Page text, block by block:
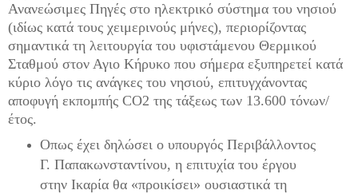
Ανανεώσιμες Πηγές στο ηλεκτρικό σύστημα του νησιού
(ιδίως κατά τους χειμερινούς μήνες), περιορίζοντας
σημαντικά τη λειτουργία του υφιστάμενου Θερμικού
Σταθμού στον Αγιο Κήρυκο που σήμερα εξυπηρετεί κατά
κύριο λόγο τις ανάγκες του νησιού, επιτυγχάνοντας
αποφυγή εκπομπής CO2 της τάξεως των 13.600 τόνων/
έτος.
Οπως έχει δηλώσει ο υπουργός Περιβάλλοντος
Γ. Παπακωνσταντίνου, η επιτυχία του έργου
στην Ικαρία θα «προικίσει» ουσιαστικά τη